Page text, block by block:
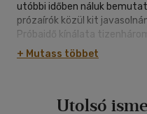
utóbbi időben náluk
prózaírók közül kit
Próbaidő kínálata
nyomán alakult ki: Bárka,
Kalligram, Korunk, Mozgó
+ Mutass többet
Utolsó